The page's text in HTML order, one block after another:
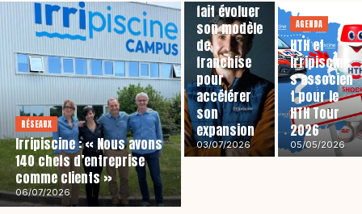
RÉSEAUX
Irripiscine : « Nous avons
140 chefs d’entreprise
comme clients »
06/07/2026
fait évoluer
son modèle
de
franchise
pour
accélérer
son
expansion
03/07/2026
AGENDA
HTH et
Irripiscine
s’associen
t pour le
HTH Tour
2026
05/05/2026